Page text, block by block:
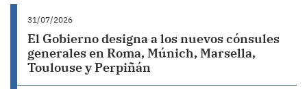
31/07/2026
El Gobierno designa a los nuevos cónsules
generales en Roma, Múnich, Marsella,
Toulouse y Perpiñán